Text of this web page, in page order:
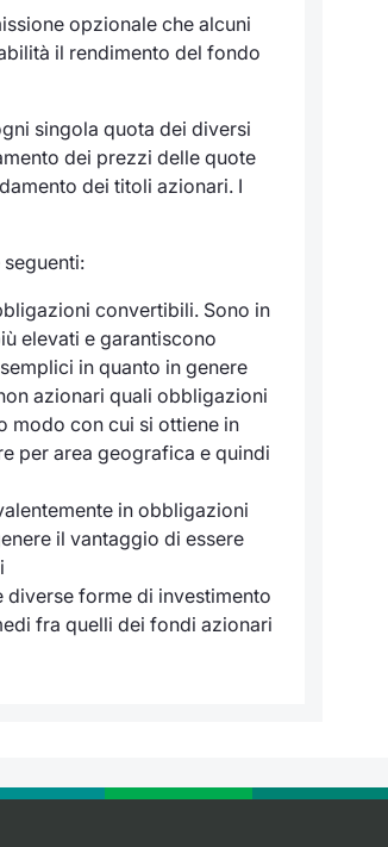
opzionale che alcuni
il rendimento del fondo
singola quota dei diversi
dei prezzi delle quote
dei titoli azionari. I
convertibili. Sono in
elevati e garantiscono
in quanto in genere
azionari quali obbligazioni
modo con cui si ottiene in
per area geografica e quindi
in obbligazioni
il vantaggio di essere
diverse forme di investimento
fra quelli dei fondi azionari